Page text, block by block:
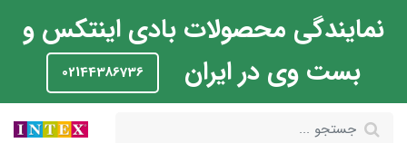
نمایندگی محصولات بادی اینتکس و
بست وی در ایران
02144386736